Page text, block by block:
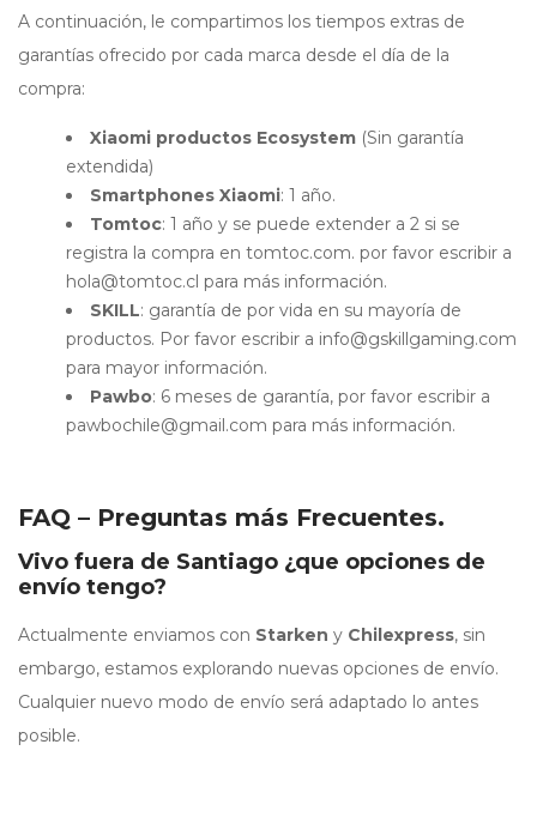
A continuación, le compartimos los tiempos extras de
garantías ofrecido por cada marca desde el día de la
compra:
Xiaomi productos Ecosystem (Sin garantía
extendida)
Smartphones Xiaomi: 1 año.
Tomtoc: 1 año y se puede extender a 2 si se
registra la compra en tomtoc.com. por favor escribir a
hola@tomtoc.cl para más información.
SKILL: garantía de por vida en su mayoría de
productos. Por favor escribir a info@gskillgaming.com
para mayor información.
Pawbo: 6 meses de garantía, por favor escribir a
pawbochile@gmail.com para más información.
FAQ – Preguntas más Frecuentes.
Vivo fuera de Santiago ¿que opciones de
envío tengo?
Actualmente enviamos con Starken y Chilexpress, sin
embargo, estamos explorando nuevas opciones de envío.
Cualquier nuevo modo de envío será adaptado lo antes
posible.